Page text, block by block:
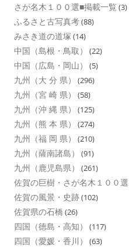
さが名木１００選■掲載一覧 (3)
ふるさと古写真考(88)
みさき道の道塚 (14)
中国（島根・鳥取） (22)
中国（広島・岡山） (5)
九州（大 分 県） (296)
九州（宮 崎 県） (58)
九州（沖 縄 県） (125)
九州（熊 本 県） (274)
九州（福 岡 県） (210)
九州（薩南諸島） (91)
九州（鹿児島県） (261)
佐賀の巨樹・さが名木１００選
佐賀の風景・史跡(102)
佐賀県の石橋 (26)
四国（徳島・高知） (117)
四国（愛媛・香川） (63)